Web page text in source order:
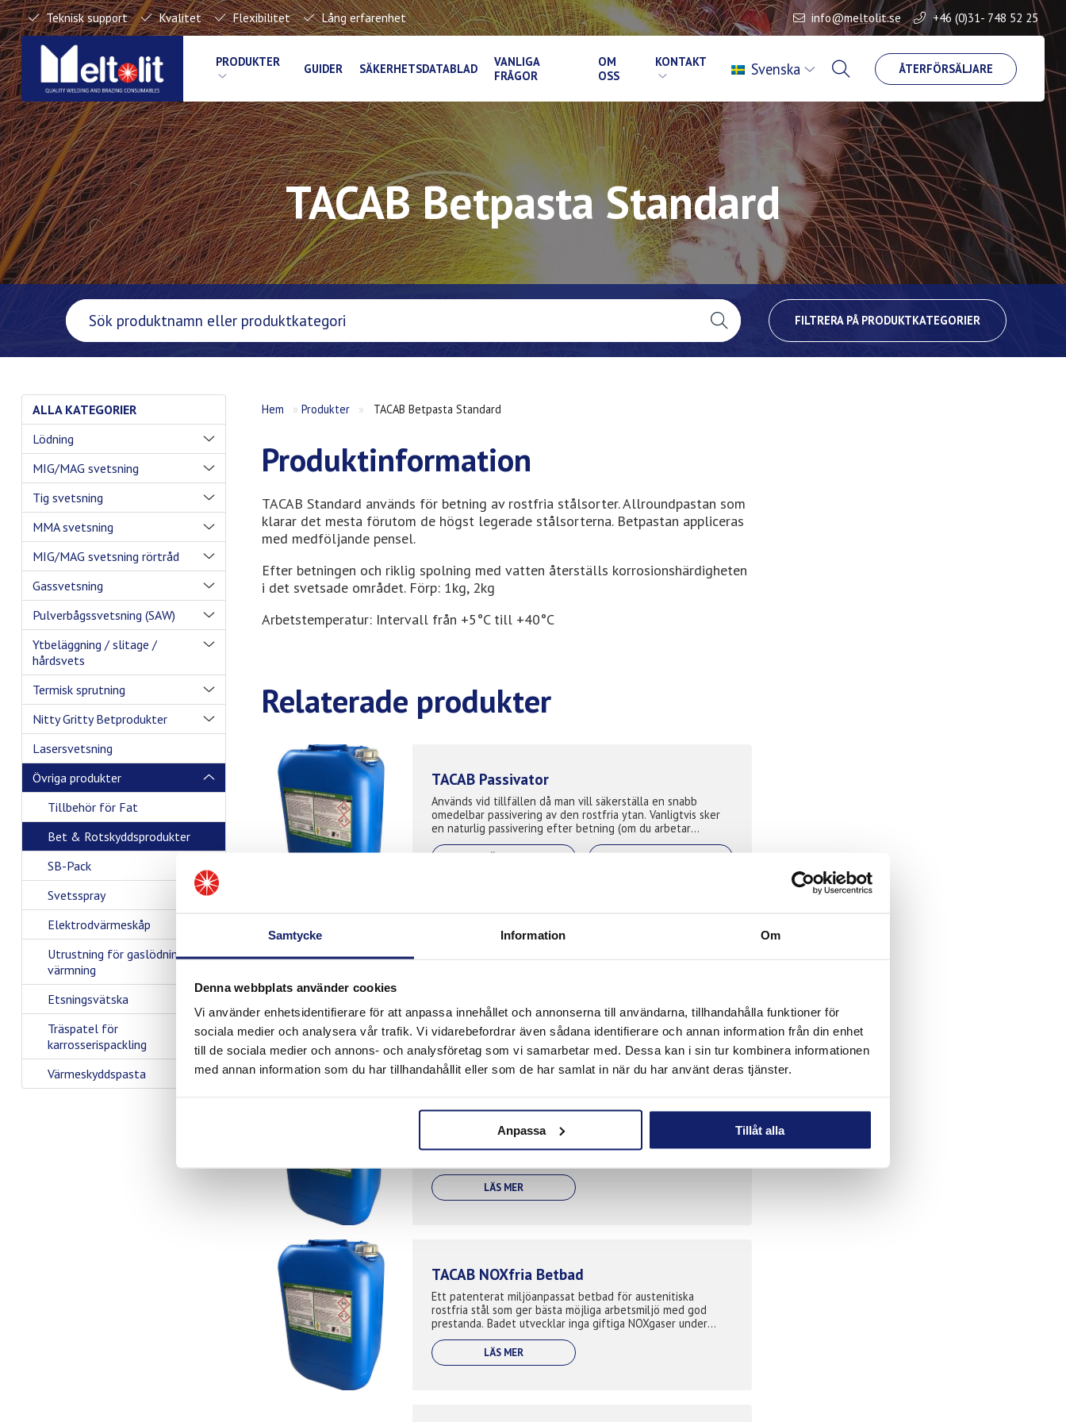
Samtycke Information Om
Denna webbplats använder cookies
Vi använder enhetsidentifierare för att anpassa innehållet och annonserna till användarna, tillhandahålla funktioner för
sociala medier och analysera vår trafik. Vi vidarebefordrar även sådana identifierare och annan information från din enhet
till de sociala medier och annons- och analysföretag som vi samarbetar med. Dessa kan i sin tur kombinera informationen
med annan information som du har tillhandahållit eller som de har samlat in när du har använt deras tjänster.
Anpassa Tillåt alla
Teknisk support Kvalitet Flexibilitet Lång erfarenhet info@meltolit.se +46 (0)31- 748 52 25
PRODUKTER GUIDER SÄKERHETSDATABLAD
VANLIGA
FRÅGOR
OM
OSS
KONTAKT ÅTERFÖRSÄLJARE
Svenska
TACAB Betpasta Standard
FILTRERA PÅ PRODUKTKATEGORIER
ALLA KATEGORIER
Lödning
MIG/MAG svetsning
Tig svetsning
MMA svetsning
MIG/MAG svetsning rörtråd
Gassvetsning
Pulverbågssvetsning (SAW)
Ytbeläggning / slitage /
hårdsvets
Termisk sprutning
Nitty Gritty Betprodukter
Lasersvetsning
Övriga produkter
Tillbehör för Fat
Bet & Rotskyddsprodukter
SB-Pack
Svetsspray
Elektrodvärmeskåp
Utrustning för gaslödning /
värmning
Etsningsvätska
Träspatel för
karrosserispackling
Värmeskyddspasta
Hem »Produkter » TACAB Betpasta Standard
Produktinformation
TACAB Standard används för betning av rostfria stålsorter. Allroundpastan som
klarar det mesta förutom de högst legerade stålsorterna. Betpastan appliceras
med medföljande pensel.
Efter betningen och riklig spolning med vatten återställs korrosionshärdigheten
i det svetsade området. Förp: 1kg, 2kg
Arbetstemperatur: Intervall från +5°C till +40°C
Relaterade produkter
TACAB Passivator
Används vid tillfällen då man vill säkerställa en snabb
omedelbar passivering av den rostfria ytan. Vanligtvis sker
en naturlig passivering efter betning (om du arbetar
inomhus i en sk...
LÄS MER
TACAB Spraybetlösning Super
kosrtare be...
TACAB Spraybetlösning Standard
TACAB Spraybetlösning Super är avsedd för spraybetning av
rostfria och syrafasta stål. Spraybetning lämpar sig bra för
Spraybetlö...
LÄS MER
TACAB NOXfria Betbad
Ett patenterat miljöanpassat betbad för austenitiska
rostfria stål som ger bästa möjliga arbetsmiljö med god
prestanda. Badet utvecklar inga giftiga NOXgaser under
betning och ger därm...
LÄS MER